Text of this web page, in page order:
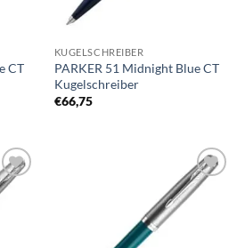
CT
KUGELSCHREIBER
PARKER 51 Midnight Blue CT
Kugelschreiber
€66,75
die
Auf die
Merkliste